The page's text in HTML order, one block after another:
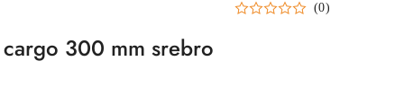
(0)
cargo 300 mm srebro